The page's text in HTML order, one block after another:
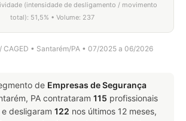
(intensidade de desligamento / movimento
total): 51,5% • Volume: 237
CAGED • Santarém/PA • 07/2025 a 06/2026
de Empresas de Segurança
PA contrataram 115 profissionais
desligaram 122 nos últimos 12 meses,